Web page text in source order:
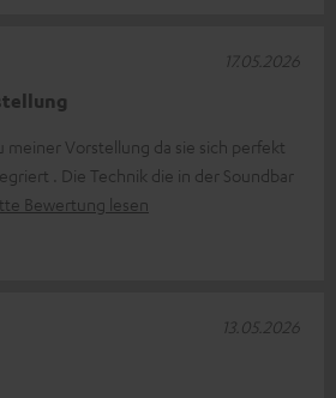
meiner Vorstellung da sie sich perfekt
. Die Technik die in der Soundbar
Bewertung lesen
17.05.2026
13.05.2026